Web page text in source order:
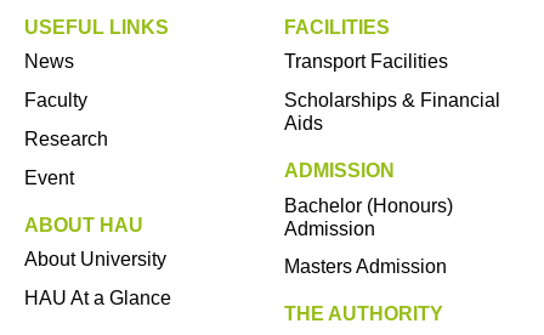
USEFUL LINKS
News
Faculty
Research
Event
ABOUT HAU
About University
HAU At a Glance
FACILITIES
Transport Facilities
Scholarships & Financial
Aids
ADMISSION
Bachelor (Honours)
Admission
Masters Admission
THE AUTHORITY